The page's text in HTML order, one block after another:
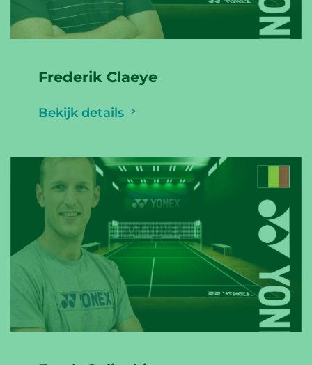
Frederik Claeye
Bekijk details